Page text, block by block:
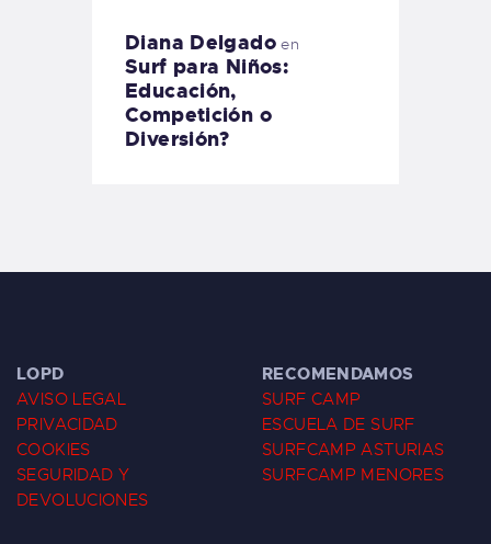
Diana Delgadoen
Surf para Niños:
Educación,
Competición o
Diversión?
LOPD
AVISO LEGAL
PRIVACIDAD
COOKIES
SEGURIDAD Y
DEVOLUCIONES
RECOMENDAMOS
SURF CAMP
ESCUELA DE SURF
SURFCAMP ASTURIAS
SURFCAMP MENORES